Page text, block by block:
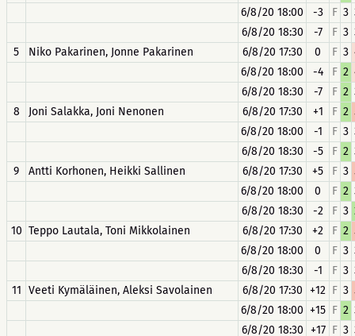
6/8/20 18:00
-3 F 3
6/8/20 18:30
-7 F 3
5
Niko Pakarinen, Jonne Pakarinen 6/8/20 17:30 0 F 3
6/8/20 18:00
-4 F 2
6/8/20 18:30
-7 F 2
8
Joni Salakka, Joni Nenonen 6/8/20 17:30 +1 F 2
6/8/20 18:00
-1 F 3
6/8/20 18:30
-5 F 2
9
Antti Korhonen, Heikki Sallinen 6/8/20 17:30 +5 F 3
6/8/20 18:00
0 F 2
6/8/20 18:30
-2 F 3
10 Teppo Lautala, Toni Mikkolainen 6/8/20 17:30 +2 F 2
6/8/20 18:00
0 F 3
6/8/20 18:30
-1 F 3
11 Veeti Kymäläinen, Aleksi Savolainen 6/8/20 17:30 +12 F 3
6/8/20 18:00 +15 F 2
6/8/20 18:30 +17 F 3